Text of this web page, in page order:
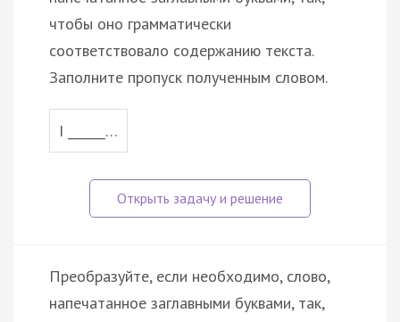
чтобы оно грамматически
соответствовало содержанию текста.
Заполните пропуск полученным словом.
I ______…
Преобразуйте, если необходимо, слово,
напечатанное заглавными буквами, так,